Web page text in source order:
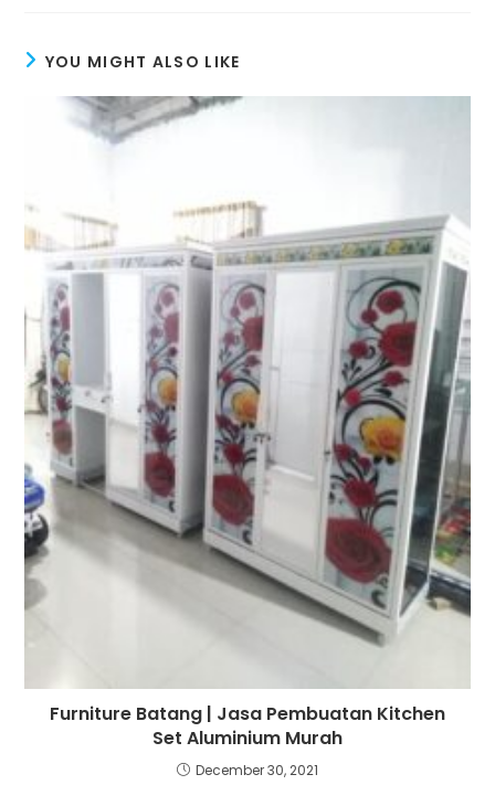
YOU MIGHT ALSO LIKE
Furniture Batang | Jasa Pembuatan Kitchen
Set Aluminium Murah
December 30, 2021